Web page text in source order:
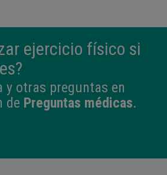
ejercicio físico si
y otras preguntas en
de Preguntas médicas.